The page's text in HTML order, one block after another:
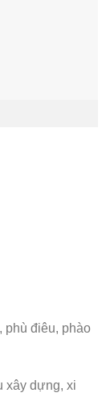
phù điêu, phào
xây dựng, xi